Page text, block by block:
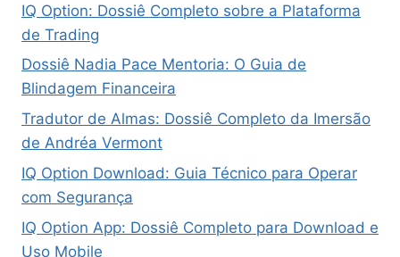
IQ Option: Dossiê Completo sobre a Plataforma
de Trading
Dossiê Nadia Pace Mentoria: O Guia de
Blindagem Financeira
Tradutor de Almas: Dossiê Completo da Imersão
de Andréa Vermont
IQ Option Download: Guia Técnico para Operar
com Segurança
IQ Option App: Dossiê Completo para Download e
Uso Mobile